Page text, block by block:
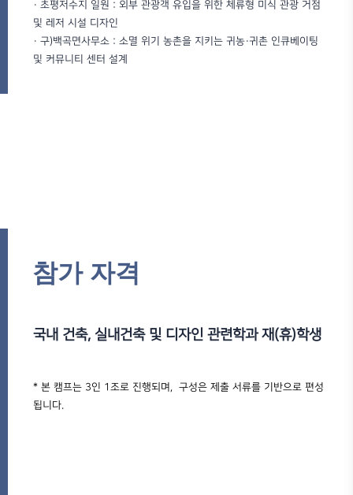
· 초평저수지 일원 : 외부 관광객 유입을 위한 체류형 미식 관광 거점
및 레저 시설 디자인
· 구)백곡면사무소 : 소멸 위기 농촌을 지키는 귀농·귀촌 인큐베이팅
및 커뮤니티 센터 설계
참가 자격
국내 건축, 실내건축 및 디자인 관련학과 재(휴)학생
* 본 캠프는 3인 1조로 진행되며, 구성은 제출 서류를 기반으로 편성
됩니다.